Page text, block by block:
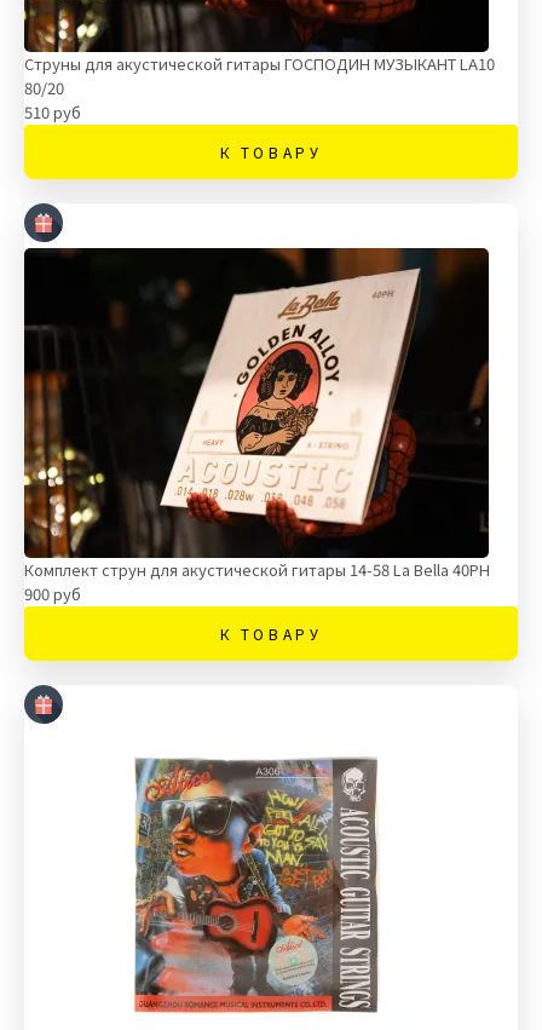
Струны для акустической гитары ГОСПОДИН МУЗЫКАНТ LA10
80/20
510 руб
К ТОВАРУ
Комплект струн для акустической гитары 14-58 La Bella 40PH
900 руб
К ТОВАРУ